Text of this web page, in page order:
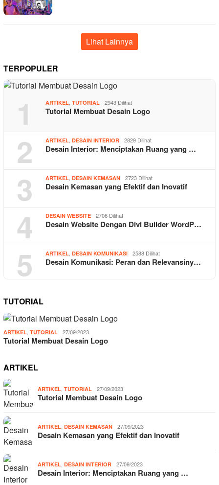
Lihat Lainnya
TERPOPULER
1 ARTIKEL, TUTORIAL 2943 Dilihat
Tutorial Membuat Desain Logo
2 ARTIKEL, DESAIN INTERIOR 2829 Dilihat
Desain Interior: Menciptakan Ruang yang …
3 ARTIKEL, DESAIN KEMASAN 2723 Dilihat
Desain Kemasan yang Efektif dan Inovatif
4 DESAIN WEBSITE 2706 Dilihat
Desain Website Dengan Divi Builder WordP…
5 ARTIKEL, DESAIN KOMUNIKASI 2588 Dilihat
Desain Komunikasi: Peran dan Relevansiny…
TUTORIAL
ARTIKEL, TUTORIAL 27/09/2023
Tutorial Membuat Desain Logo
ARTIKEL
ARTIKEL, TUTORIAL 27/09/2023
Tutorial Membuat Desain Logo
ARTIKEL, DESAIN KEMASAN 27/09/2023
Desain Kemasan yang Efektif dan Inovatif
ARTIKEL, DESAIN INTERIOR 27/09/2023
Desain Interior: Menciptakan Ruang yang …